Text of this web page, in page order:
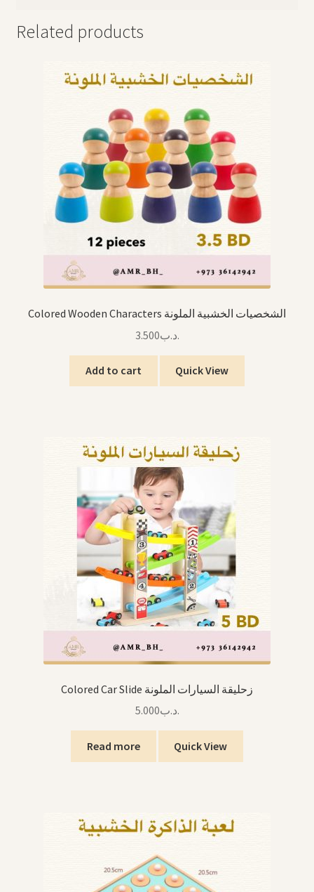
Related products
Colored Wooden Characters الشخصيات الخشبية الملونة
.د.ب3.500
Add to cart Quick View
Colored Car Slide زحليقة السيارات الملونة
.د.ب5.000
Read more Quick View